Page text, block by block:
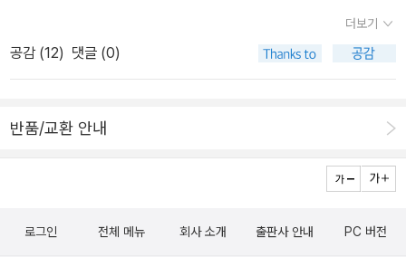
은 절차적인 활동.작품을 읽고, 토론을 하는 시간을 갖게 함으로써한
번은 나의 확고한 생각을 정리하게 만드는 이 구성 덕에순간순간 고
도의 집중를 끌어내었던<통합사회 교과서와 함께 읽기>꼭 읽어보길
있다. 무작정 공부해야 하고, 학원가야 하고 어쩌면 행복이라는 단어
인지 한시적인 것인지, 상대적인 것인지 절대적인 것인지 진정한 행
도 한다. 각 챕터마다 주제에 맞는 프로젝트를 주며 청소년들이 직접
할 수 있는 조사활동이나 그림활동, 논술 활동 등 확장시킬 수 있는 다
양한 활동을 소개한다. 저자는 '행복한 삶을 살기 위한 필요한 조건
들'로는 '질좋은 정주환경, 민주주의, 정적한 경제수준, 도덕적 삶과
는 '잠깐! 더 배워봅시다' 코너를 마련해 내용과 연계한 사례를 소개하
지 않아서 중학생이 읽고 활동을 해보는 것에도 문제가 없을 것 같고
겸사겸사 선행학습을 노릴 수 있을 것 같기도 하다.사실 이정도 선행
은 신문을 읽거나 사회에 관심이 있다면 알만한 내용이니 괜찮을 것
내용이 있다는 것이다. 통합사회 교과서 내용과 관련된 문학작품이나
한 관점과 새로운 시각, 많은 학생들의 참여를 유도하는 데에 도움이
합사회교과서와 함께 읽기’ 이 책은 2015년 개정 교육 과정에서 새롭
게 만들어진 고등학교 통합사회의 주제를 따라 하나의 주제를 가지고
다양한 질문, 다양한 관점, 다양한 주장들을 모아 놓았습니다. 한권의
니기도 바쁘고 공부하기도 벅찬 우리 아이들에게 유용한 책이 될거
공간, 인권을 주제로 다루고 있습니다. 각 주제가 되는 것들을 먼저 깊
력들을 탐구하게 하고 나아가 어떻게 해야 좋은지 방법까지 생각하게
더보기
공감 (12) 댓글 (0)
반품/교환 안내
로그인 전체 메뉴 회사 소개 출판사 안내 PC 버전